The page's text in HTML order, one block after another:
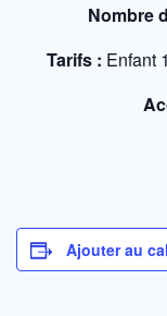
Nombre
Tarifs : Enfant
Ajouter au